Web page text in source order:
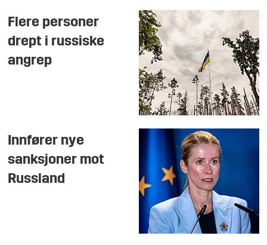
Flere personer
drept i russiske
angrep
Innfører nye
sanksjoner mot
Russland